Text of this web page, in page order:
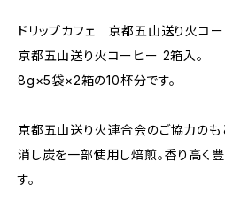
ドリップカフェ 京都五山送り火コー
京都五山送り火コーヒー 2箱入。
8g×5袋×2箱の10杯分です。
京都五山送り火連合会のご協力のも
消し炭を一部使用し焙煎。香り高く
す。